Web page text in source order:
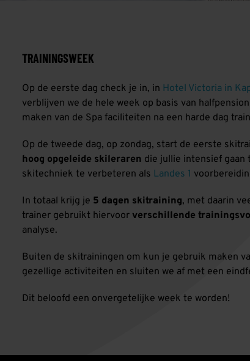
TRAININGSWEEK
Op de eerste dag check je in, in Hotel Victoria in
verblijven we de hele week op basis van
maken van de Spa faciliteiten na een harde dag
Op de tweede dag, op zondag, start de eerste
hoog opgeleide skileraren die jullie intensief gaan
skitechniek te verbeteren als Landes 1
In totaal krijg je 5 dagen skitraining, met daarin
trainer gebruikt hiervoor verschillende
analyse.
Buiten de skitrainingen om kun je gebruik maken
gezellige activiteiten en sluiten we af met een
Dit beloofd een onvergetelijke week te worden!